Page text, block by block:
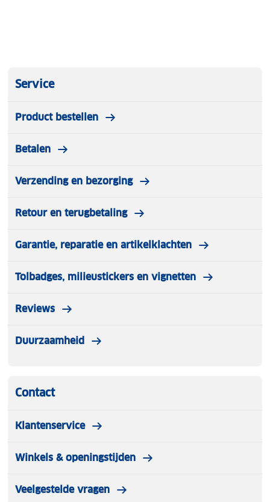
Service
Product bestellen
Betalen
Verzending en bezorging
Retour en terugbetaling
Garantie, reparatie en artikelklachten
Tolbadges, milieustickers en vignetten
Reviews
Duurzaamheid
Contact
Klantenservice
Winkels & openingstijden
Veelgestelde vragen